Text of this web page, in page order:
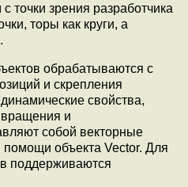
точки зрения разработчика
торы как круги, а
обрабатываются с
и скрепления
свойства,
вращения и
собой векторные
объекта Vector. Для
поддерживаются